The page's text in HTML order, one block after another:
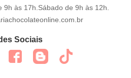
9h às 17h.Sábado de 9h às 12h.
Sociais